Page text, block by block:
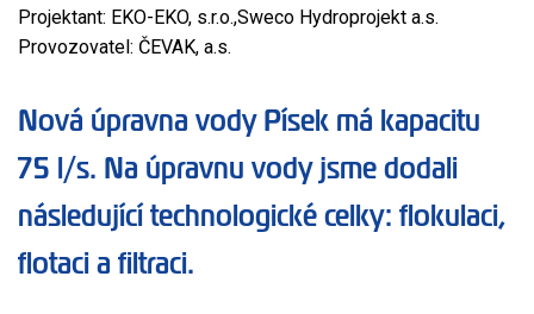
Projektant: EKO-EKO, s.r.o.,Sweco Hydroprojekt a.s.
Provozovatel: ČEVAK, a.s.
Nová úpravna vody Písek má kapacitu
75 l/s. Na úpravnu vody jsme dodali
následující technologické celky: flokulaci,
flotaci a filtraci.